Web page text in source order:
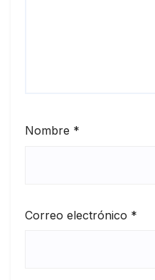
Nombre *
Correo electrónico *